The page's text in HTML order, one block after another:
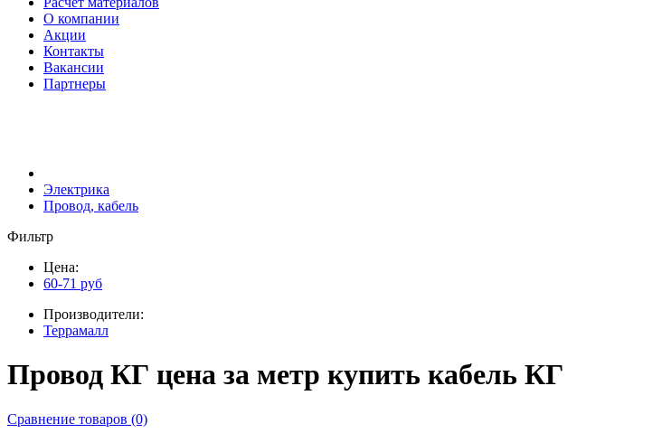
О компании
Акции
Контакты
Вакансии
Партнеры
Электрика
Провод, кабель
Фильтр
Цена:
60-71 руб
Производители:
Террамалл
Провод КГ цена за метр купить кабель КГ
Сравнение товаров (0)